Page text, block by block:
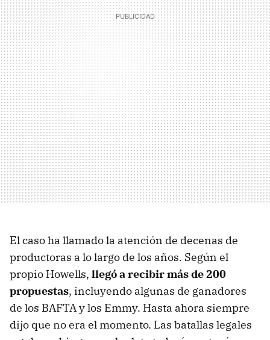
El caso ha llamado la atención de decenas de
productoras a lo largo de los años. Según el
propio Howells, llegó a recibir más de 200
propuestas, incluyendo algunas de ganadores
de los BAFTA y los Emmy. Hasta ahora siempre
dijo que no era el momento. Las batallas legales